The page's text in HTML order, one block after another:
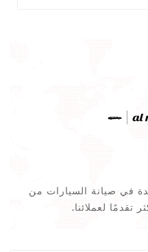
في صيانة السيارات من
تقدمًا لعملائنا.